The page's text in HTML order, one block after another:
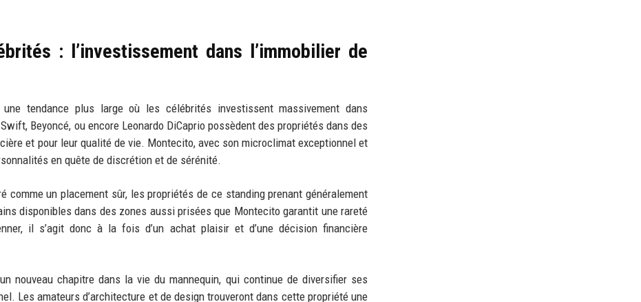
: l’investissement dans l’immobilier de
une tendance plus large où les célébrités investissent massivement dans
Beyoncé, ou encore Leonardo DiCaprio possèdent des propriétés dans des
et pour leur qualité de vie. Montecito, avec son microclimat exceptionnel et
en quête de discrétion et de sérénité.
comme un placement sûr, les propriétés de ce standing prenant généralement
disponibles dans des zones aussi prisées que Montecito garantit une rareté
il s’agit donc à la fois d’un achat plaisir et d’une décision financière
nouveau chapitre dans la vie du mannequin, qui continue de diversifier ses
Les amateurs d’architecture et de design trouveront dans cette propriété une